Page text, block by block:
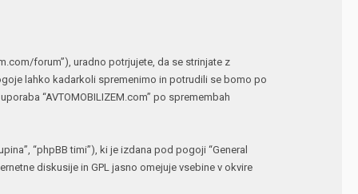
forum”), uradno potrjujete, da se strinjate z
lahko kadarkoli spremenimo in potrudili se bomo po
“AVTOMOBILIZEM.com” po spremembah
“phpBB timi”), ki je izdana pod pogoji “General
diskusije in GPL jasno omejuje vsebine v okvire